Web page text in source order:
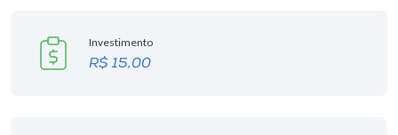
Investimento
R$ 15,00